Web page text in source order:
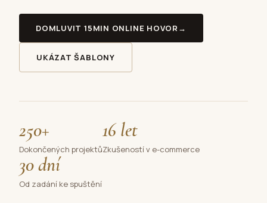
DOMLUVIT 15MIN ONLINE HOVOR →
UKÁZAT ŠABLONY
250+
Dokončených projektů
16 let
Zkušeností v e-commerce
30 dní
Od zadání ke spuštění